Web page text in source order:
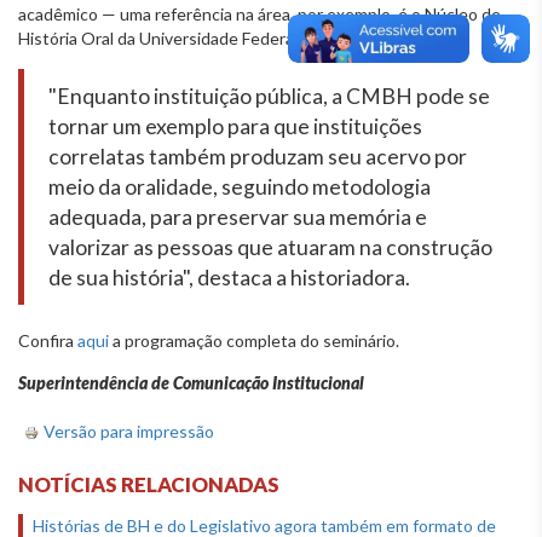
acadêmico — uma referência na área, por exemplo, é o Núcleo de
História Oral da Universidade Federal de Minas Gerais.
"Enquanto instituição pública, a CMBH pode se
tornar um exemplo para que instituições
correlatas também produzam seu acervo por
meio da oralidade, seguindo metodologia
adequada, para preservar sua memória e
valorizar as pessoas que atuaram na construção
de sua história", destaca a historiadora.
Confira aquia programação completa do seminário.
Superintendência de Comunicação Institucional
Versão para impressão
NOTÍCIAS RELACIONADAS
Histórias de BH e do Legislativo agora também em formato de